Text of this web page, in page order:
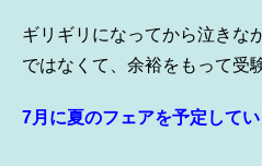
ギリギリになってから泣きな
ではなくて、余裕をもって受
7月に夏のフェアを予定してい